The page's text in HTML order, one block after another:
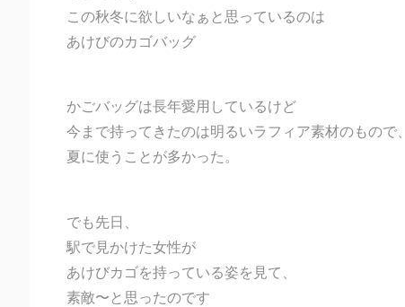
この秋冬に欲しいなぁと思っているのは
あけびのカゴバッグ
かごバッグは長年愛用しているけど
今まで持ってきたのは明るいラフィア素材のもので、
夏に使うことが多かった。
でも先日、
駅で見かけた女性が
あけびカゴを持っている姿を見て、
素敵〜と思ったのです